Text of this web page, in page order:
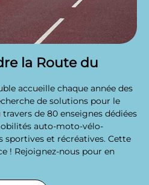
la Route du
accueille chaque année des
de solutions pour le
de 80 enseignes dédiées
auto-moto-vélo-
sportives et récréatives. Cette
! Rejoignez-nous pour en